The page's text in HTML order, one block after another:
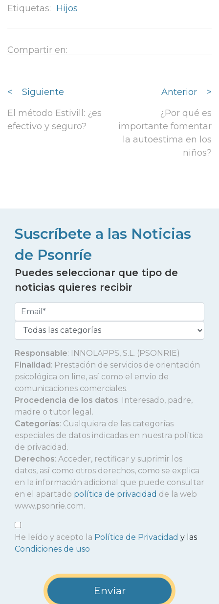
Etiquetas: Hijos
Compartir en:
<
Siguiente
El método Estivill: ¿es
efectivo y seguro?
Anterior
>
¿Por qué es
importante fomentar
la autoestima en los
niños?
Suscríbete a las Noticias
de Psonríe
Puedes seleccionar que tipo de
noticias quieres recibir
Responsable: INNOLAPPS, S.L. (PSONRIE)
Finalidad: Prestación de servicios de orientación
psicológica on line, así como el envío de
comunicaciones comerciales.
Procedencia de los datos: Interesado, padre,
madre o tutor legal.
Categorías: Cualquiera de las categorías
especiales de datos indicadas en nuestra política
de privacidad.
Derechos: Acceder, rectificar y suprimir los
datos, así como otros derechos, como se explica
en la información adicional que puede consultar
en el apartado política de privacidad de la web
www.psonrie.com.
He leído y acepto la Política de Privacidad y las
Condiciones de uso